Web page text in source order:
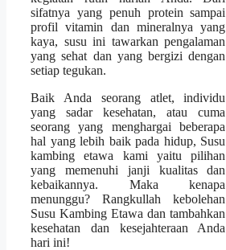
sifatnya yang penuh protein sampai
profil vitamin dan mineralnya yang
kaya, susu ini tawarkan pengalaman
yang sehat dan yang bergizi dengan
setiap tegukan.
Baik Anda seorang atlet, individu
yang sadar kesehatan, atau cuma
seorang yang menghargai beberapa
hal yang lebih baik pada hidup, Susu
kambing etawa kami yaitu pilihan
yang memenuhi janji kualitas dan
kebaikannya. Maka kenapa
menunggu? Rangkullah kebolehan
Susu Kambing Etawa dan tambahkan
kesehatan dan kesejahteraan Anda
hari ini!